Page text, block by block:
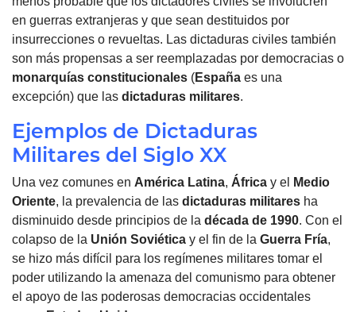
en guerras extranjeras y que sean destituidos por
insurrecciones o revueltas. Las dictaduras civiles también
son más propensas a ser reemplazadas por democracias o
monarquías constitucionales (España es una
excepción) que las dictaduras militares.
Ejemplos de Dictaduras
Militares del Siglo XX
Una vez comunes en América Latina, África y el
Medio
Oriente, la prevalencia de las dictaduras militares ha
disminuido desde principios de la década de 1990. Con el
colapso de la Unión Soviética y el fin de la Guerra Fría,
se hizo más difícil para los regímenes militares tomar el
poder utilizando la amenaza del comunismo para obtener
el apoyo de las poderosas democracias occidentales